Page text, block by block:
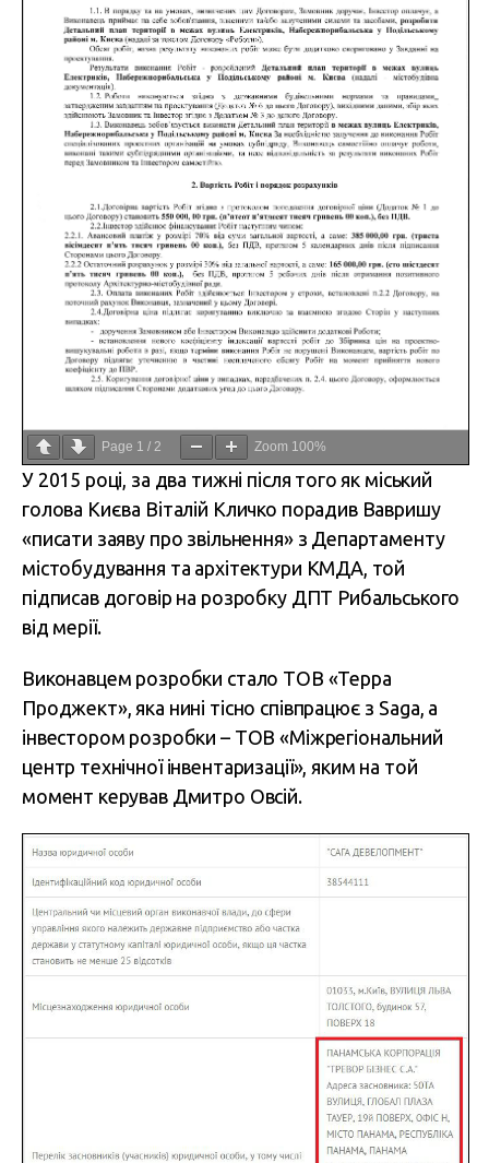
Page 1 / 2 Zoom 100%
У 2015 році, за два тижні після того як міський
голова Києва Віталій Кличко порадив Вавришу
«писати заяву про звільнення» з Департаменту
містобудування та архітектури КМДА, той
підписав договір на розробку ДПТ Рибальського
від мерії.
Виконавцем розробки стало ТОВ «Терра
Проджект», яка нині тісно співпрацює з Saga, а
інвестором розробки – ТОВ «Міжрегіональний
центр технічної інвентаризації», яким на той
момент керував Дмитро Овсій.